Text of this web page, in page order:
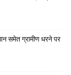
समेत ग्रामीण धरने पर